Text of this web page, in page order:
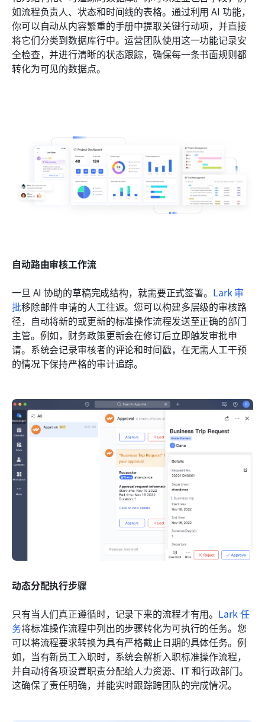
如流程负责人、状态和时间线的表格。通过利用 AI 功能，
你可以自动从内容繁重的手册中提取关键行动项，并直接
将它们分类到数据库行中。运营团队使用这一功能记录安
全检查，并进行清晰的状态跟踪，确保每一条书面规则都
转化为可见的数据点。
自动路由审核工作流
一旦 AI 协助的草稿完成结构，就需要正式签署。 Lark 审
批移除邮件申请的人工往返。您可以构建多层级的审核路
径，自动将新的或更新的标准操作流程发送至正确的部门
主管。例如，财务政策更新会在修订后立即触发审批申
请。系统会记录审核者的评论和时间戳，在无需人工干预
的情况下保持严格的审计追踪。
动态分配执行步骤
只有当人们真正遵循时，记录下来的流程才有用。 Lark 任
务将标准操作流程中列出的步骤转化为可执行的任务。您
可以将流程要求转换为具有严格截止日期的具体任务。例
如，当有新员工入职时，系统会解析入职标准操作流程，
并自动将各项设置职责分配给人力资源、IT 和行政部门。
这确保了责任明确，并能实时跟踪跨团队的完成情况。